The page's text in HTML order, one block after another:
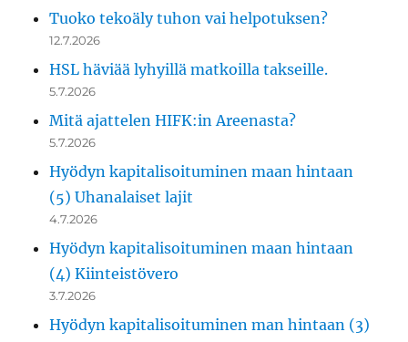
Tuoko tekoäly tuhon vai helpotuksen?
12.7.2026
HSL häviää lyhyillä matkoilla takseille.
5.7.2026
Mitä ajattelen HIFK:in Areenasta?
5.7.2026
Hyödyn kapitalisoituminen maan hintaan
(5) Uhanalaiset lajit
4.7.2026
Hyödyn kapitalisoituminen maan hintaan
(4) Kiinteistövero
3.7.2026
Hyödyn kapitalisoituminen man hintaan (3)